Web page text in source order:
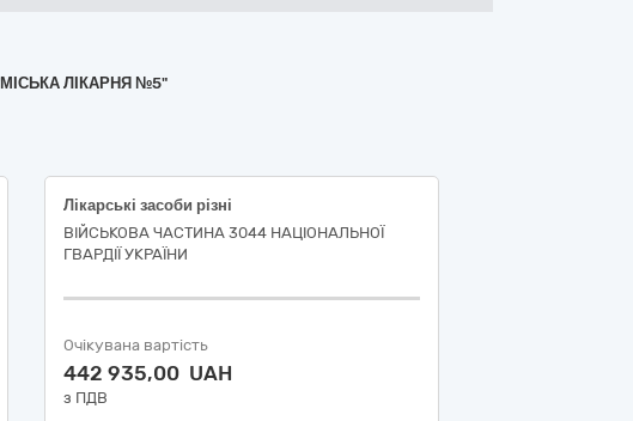
ЛІКАРНЯ №5"
Лікарські засоби різні
ВІЙСЬКОВА ЧАСТИНА 3044 НАЦІОНАЛЬНОЇ
ГВАРДІЇ УКРАЇНИ
Очікувана вартість
442 935,00 UAH
з ПДВ